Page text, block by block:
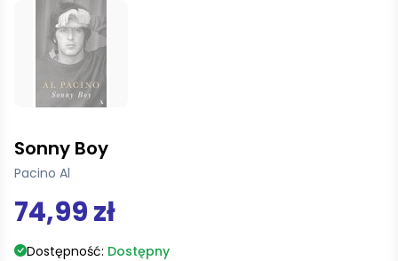
Sonny Boy
Pacino Al
74,99 zł
Dostępność: Dostępny